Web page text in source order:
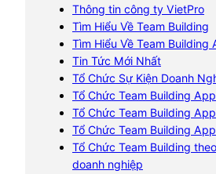
Thông tin công ty VietPro
Tìm Hiểu Về Team Building
Tìm Hiểu Về Team Building
Tin Tức Mới Nhất
Tổ Chức Sự Kiện Doanh
Tổ Chức Team Building
Tổ Chức Team Building
Tổ Chức Team Building
Tổ Chức Team Building
doanh nghiệp